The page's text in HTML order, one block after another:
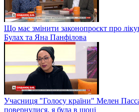
Що має змінити законопроєкт про
Булах та Яна Панфілова
Учасниця "Голосу країни" Мелен
повернулися, я була в шоці